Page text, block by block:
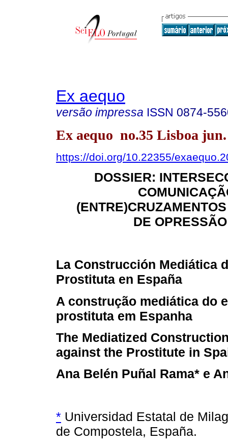
Ex aequo
versão impressa ISSN 0874-
Ex aequo no.35 Lisboa jun.
https://doi.org/10.22355/
DOSSIER:
DE
La Construcción Mediática
Prostituta en España
A construção mediática do
prostituta em Espanha
The Mediatized
against the Prostitute in
Ana Belén Puñal Rama* e
* Universidad Estatal de
de Compostela, España.